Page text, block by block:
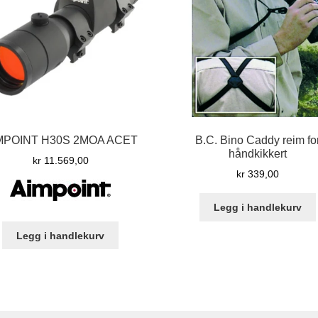
H30S 2MOA ACET
kr11.569,00
Legg i handlekurv
B.C. Bino Caddy reim
håndkikkert
kr339,00
Legg i handlekurv